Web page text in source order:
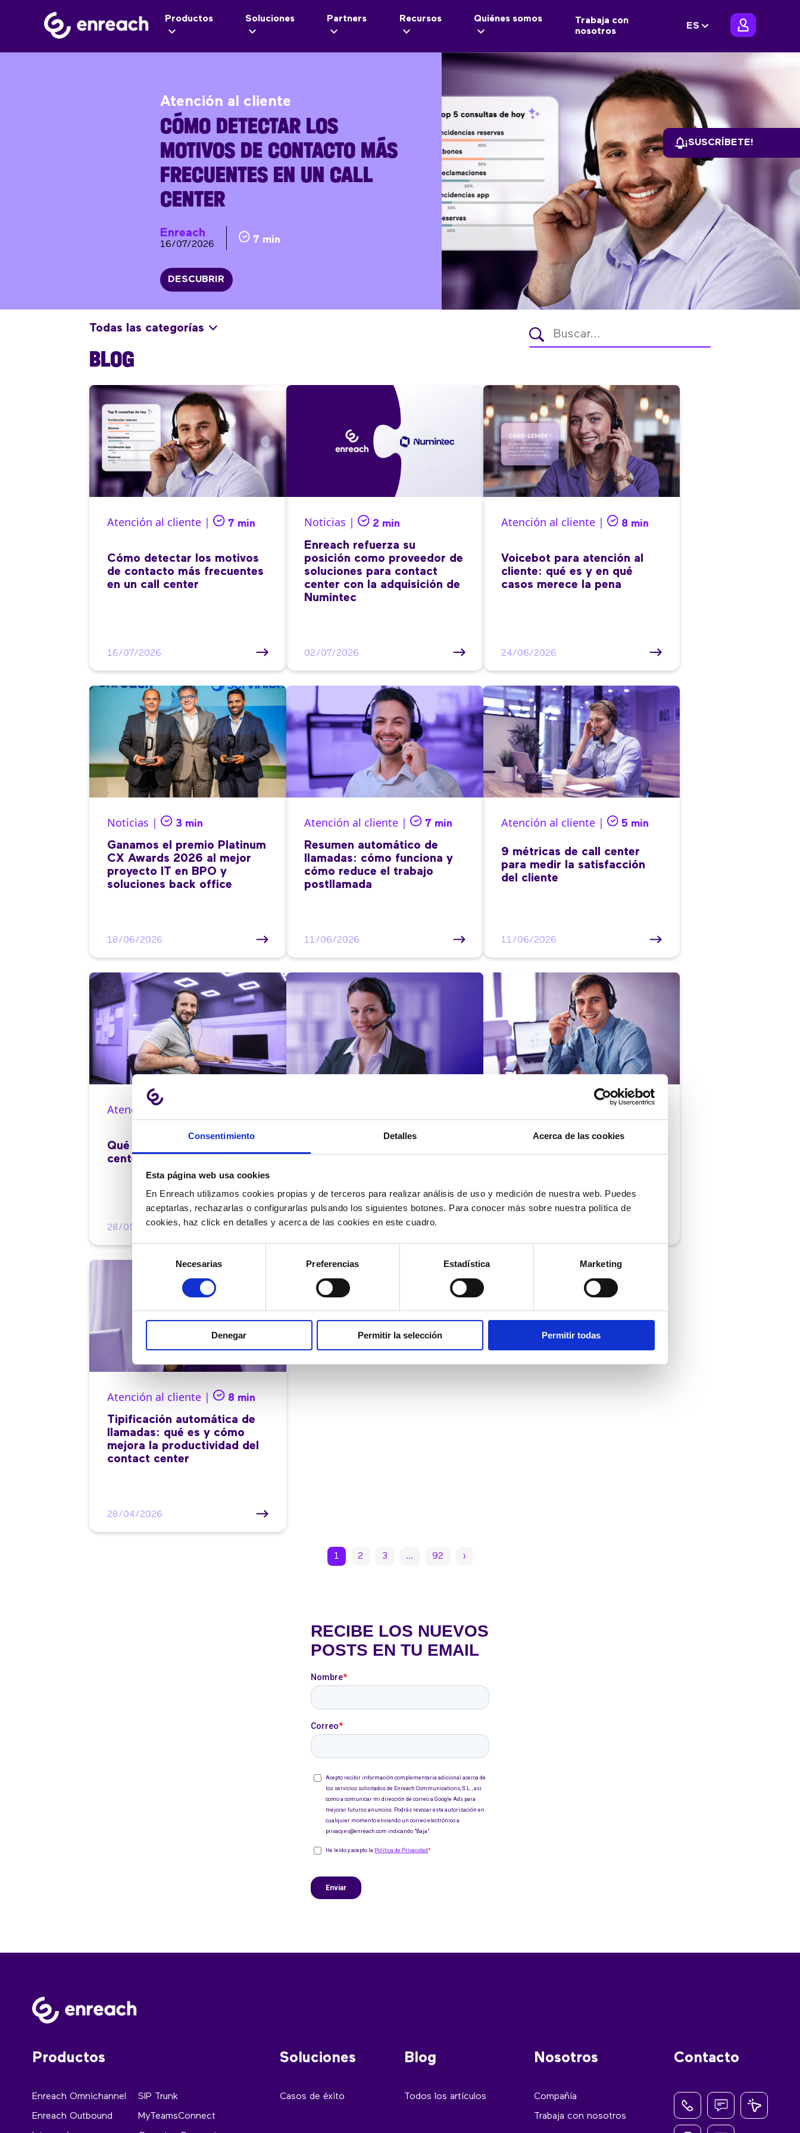
Consentimiento Detalles Acerca de las cookies
Esta página web usa cookies
En Enreach utilizamos cookies propias y de terceros para realizar análisis de uso y medición de nuestra web. Puedes
aceptarlas, rechazarlas o configurarlas pulsando los siguientes botones. Para conocer más sobre nuestra política de
cookies, haz click en detalles y acerca de las cookies en este cuadro.
consentimiento
Necesarias Preferencias Estadística Marketing
Denegar Permitir la selección Permitir todas
Productos Soluciones Partners Recursos Quiénes somos
Trabaja con
nosotros
ES
Atención al cliente
CÓMO DETECTAR LOS
MOTIVOS DE CONTACTO MÁS
FRECUENTES EN UN CALL
CENTER
Enreach
16/07/2026 7 min
DESCUBRIR
Todas las categorías
BLOG
Atención al cliente | 7 min
Cómo detectar los motivos
de contacto más frecuentes
en un call center
16/07/2026
Noticias | 2 min
Enreach refuerza su
posición como proveedor de
soluciones para contact
center con la adquisición de
Numintec
02/07/2026
Atención al cliente | 8 min
Voicebot para atención al
cliente: qué es y en qué
casos merece la pena
24/06/2026
Noticias | 3 min
Ganamos el premio Platinum
CX Awards 2026 al mejor
proyecto IT en BPO y
soluciones back office
18/06/2026
Atención al cliente | 7 min
Resumen automático de
llamadas: cómo funciona y
cómo reduce el trabajo
postllamada
11/06/2026
Atención al cliente | 5 min
9 métricas de call center
para medir la satisfacción
del cliente
11/06/2026
Atención al cliente |
Qué es el FCR en un contact
center y cómo mejorarlo
28/05/2026
Cómo automatizar la
evaluación de llamadas en
12/05/2026
Cómo comprobar si tu
los tiempos de respuesta
Atención al cliente | 8 min
Tipificación automática de
llamadas: qué es y cómo
mejora la productividad del
contact center
28/04/2026
1 2 3 … 92 ›
¡SUSCRÍBETE!
Productos
Enreach Omnichannel
Enreach Outbound
SIP Trunk
MyTeamsConnect
Soluciones
Casos de éxito
Blog
Todos los artículos
Nosotros
Compañía
Trabaja con nosotros
Contacto